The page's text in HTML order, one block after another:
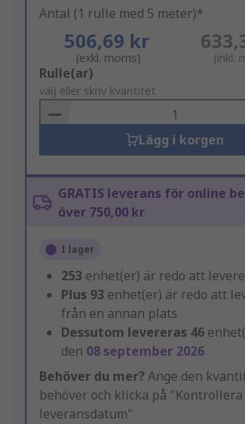
Antal (1 rulle med 5 meter)*
506,69 kr
(exkl. moms) (inkl.
Add
to
Basket
Rulle(ar)
välj eller skriv kvantitet
Lägg i korgen
GRATIS leverans för online
över 750,00 kr
I lager
253 enhet(er) är redo att
Plus 93 enhet(er) är redo att
från en annan plats
Dessutom levereras 46
den 08 september 2026
Behöver du mer? Ange den
behöver och klicka på "Kontrollera
leveransdatum"